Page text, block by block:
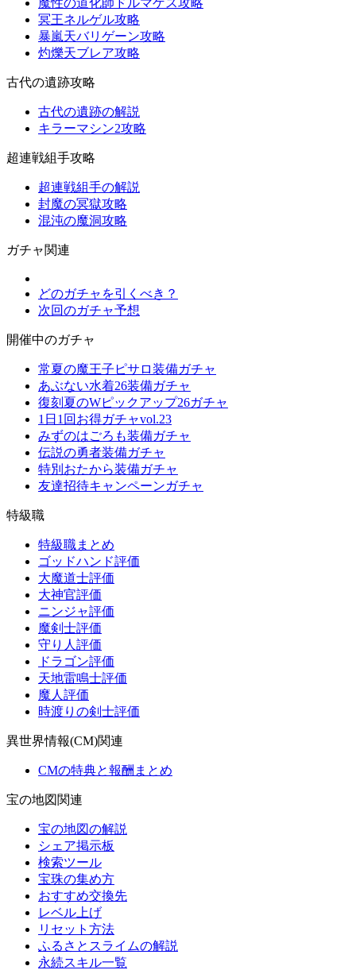
魔性の道化師ドルマゲス攻略
冥王ネルゲル攻略
暴嵐天バリゲーン攻略
灼爍天ブレア攻略
古代の遺跡攻略
古代の遺跡の解説
キラーマシン2攻略
超連戦組手攻略
超連戦組手の解説
封魔の冥獄攻略
混沌の魔洞攻略
ガチャ関連
どのガチャを引くべき？
次回のガチャ予想
開催中のガチャ
常夏の魔王子ピサロ装備ガチャ
あぶない水着26装備ガチャ
復刻夏のWピックアップ26ガチャ
1日1回お得ガチャvol.23
みずのはごろも装備ガチャ
伝説の勇者装備ガチャ
特別おたから装備ガチャ
友達招待キャンペーンガチャ
特級職
特級職まとめ
ゴッドハンド評価
大魔道士評価
大神官評価
ニンジャ評価
魔剣士評価
守り人評価
ドラゴン評価
天地雷鳴士評価
魔人評価
時渡りの剣士評価
異世界情報(CM)関連
CMの特典と報酬まとめ
宝の地図関連
宝の地図の解説
シェア掲示板
検索ツール
宝珠の集め方
おすすめ交換先
レベル上げ
リセット方法
ふるさとスライムの解説
永続スキル一覧